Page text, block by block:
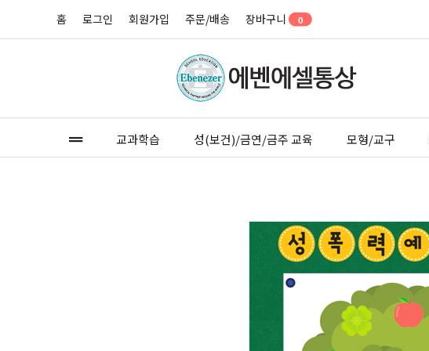
홈 로그인 회원가입 주문/배송 장바구니 0
교과학습 성(보건)/금연/금주 교육 모형/교구